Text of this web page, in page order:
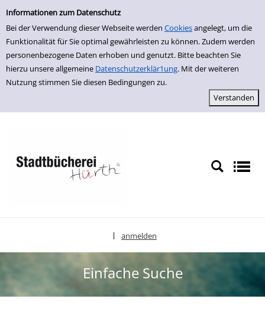
Einfache Suche
Informationen zum Datenschutz
Bei der Verwendung dieser Webseite werden Cookiesangelegt, um die
Funktionalität für Sie optimal gewährleisten zu können. Zudem werden
personenbezogene Daten erhoben und genutzt. Bitte beachten Sie
hierzu unsere allgemeine Datenschutzerklär1ung. Mit der weiteren
Nutzung stimmen Sie diesen Bedingungen zu.
zur Navigation springen
zum Inhalt springen
Zur Detailanzeige springen
anmelden
Einfache Suche